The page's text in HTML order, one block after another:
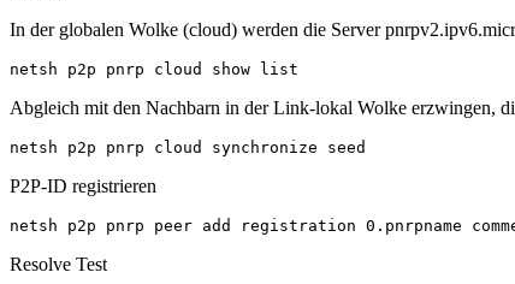
In der globalen Wolke (cloud) werden die Server
netsh p2p pnrp cloud show list
Abgleich mit den Nachbarn in der Link-lokal Wolke erzwingen,
netsh p2p pnrp cloud synchronize seed
P2P-ID registrieren
netsh p2p pnrp peer add registration 0.pnrpname
Resolve Test